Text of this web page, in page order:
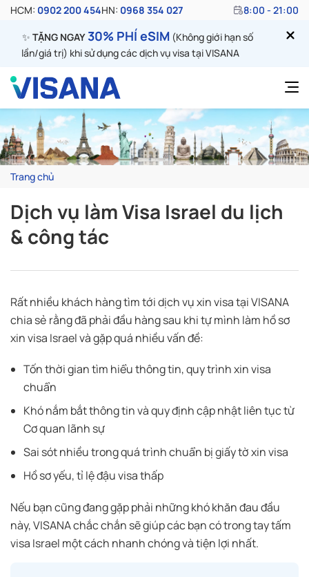
HCM: 0902 200 454HN: 0968 354 027 8:00 - 21:00
✨ TẶNG NGAY30% PHÍ eSIM (Không giới hạn số
lần/giá trị) khi sử dụng các dịch vụ visa tại VISANA
Trang chủ
Dịch vụ làm Visa Israel du lịch
& công tác
Rất nhiều khách hàng tìm tới dịch vụ xin visa tại VISANA
chia sẻ rằng đã phải đầu hàng sau khi tự mình làm hồ sơ
xin visa Israel và gặp quá nhiều vấn đề:
Tốn thời gian tìm hiểu thông tin, quy trình xin visa
chuẩn
Khó nắm bắt thông tin và quy định cập nhật liên tục từ
Cơ quan lãnh sự
Sai sót nhiều trong quá trình chuẩn bị giấy tờ xin visa
Hồ sơ yếu, tỉ lệ đậu visa thấp
Nếu bạn cũng đang gặp phải những khó khăn đau đầu
này, VISANA chắc chắn sẽ giúp các bạn có trong tay tấm
visa Israel một cách nhanh chóng và tiện lợi nhất.